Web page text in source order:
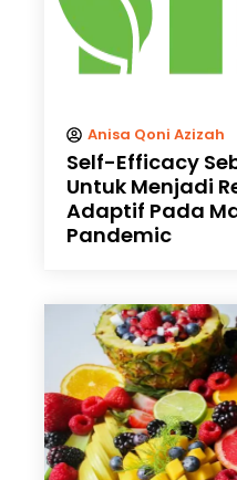
Anisa Qoni Azizah
Self-Efficacy
Untuk Menjadi
Adaptif Pada
Pandemic